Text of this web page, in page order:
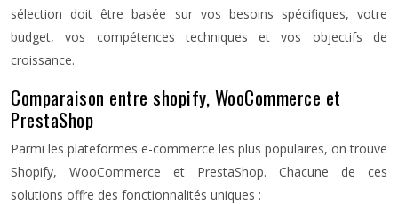
sélection doit être basée sur vos besoins spécifiques, votre
budget, vos compétences techniques et vos objectifs de
croissance.
Comparaison entre shopify, WooCommerce et
PrestaShop
Parmi les plateformes e-commerce les plus populaires, on trouve
Shopify, WooCommerce et PrestaShop. Chacune de ces
solutions offre des fonctionnalités uniques :